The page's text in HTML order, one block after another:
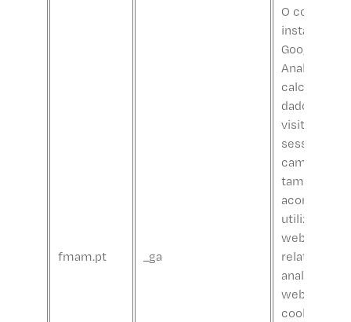
fmam.pt _ga
O cookie
instalado
Google
Analytics,
calcula os
dados de
visitantes,
sessões e
campanhas
também
acompanha
utilização
website
relatório
analítico do
website. O
cookie